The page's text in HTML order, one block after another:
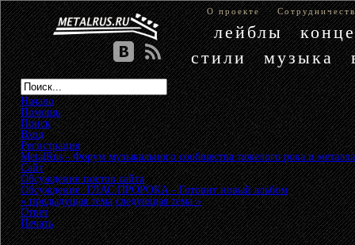
О проекте
лейблы
стили
музыка
Начало
Помощь
Поиск
Вход
Регистрация
MetalRus - Форум музыкального сообщества тяжелого рока и металла
Сайт»
Обсуждение постов сайта»
Обсуждение: ГЛАС ПРОРОКА - Готовит новый альбом
« предыдущая тема следующая тема »
Ответ
Печать